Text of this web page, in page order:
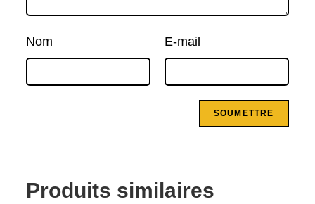
Nom E-mail
Produits similaires